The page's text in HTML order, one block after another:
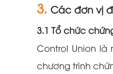
3. Các đơn vị
3.1 Tổ chức
Control Union
chương trình